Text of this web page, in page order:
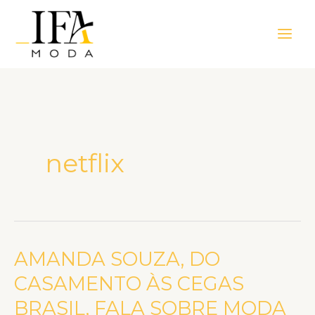
Menu
netflix
AMANDA SOUZA, DO
CASAMENTO ÀS CEGAS
BRASIL, FALA SOBRE MODA
AMANDA
SOUZA,
DO
CASAMENTO